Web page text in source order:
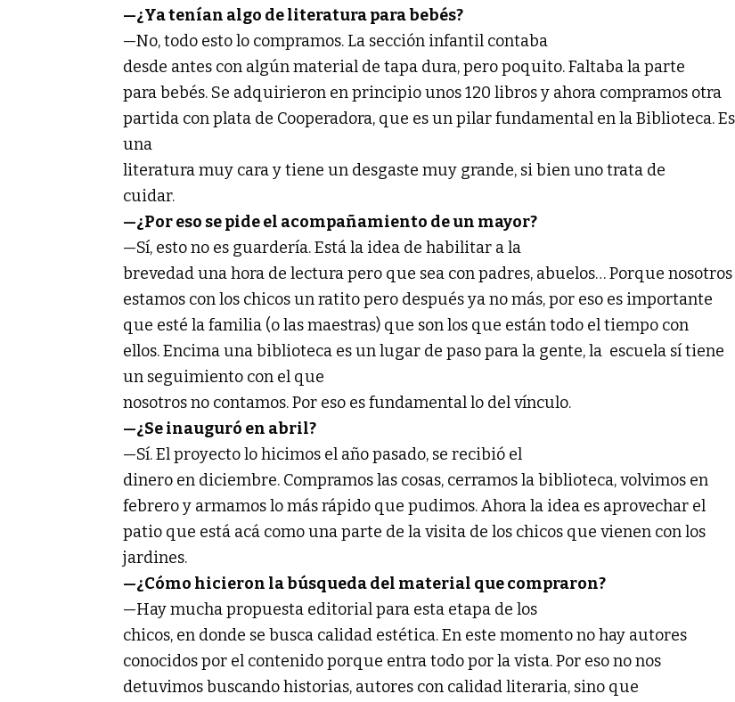
—¿Ya tenían algo de literatura para bebés?
—No, todo esto lo compramos. La sección infantil contaba
desde antes con algún material de tapa dura, pero poquito. Faltaba la parte
para bebés. Se adquirieron en principio unos 120 libros y ahora compramos otra
partida con plata de Cooperadora, que es un pilar fundamental en la Biblioteca. Es
una
literatura muy cara y tiene un desgaste muy grande, si bien uno trata de
cuidar.
—¿Por eso se pide el acompañamiento de un mayor?
—Sí, esto no es guardería. Está la idea de habilitar a la
brevedad una hora de lectura pero que sea con padres, abuelos… Porque nosotros
estamos con los chicos un ratito pero después ya no más, por eso es importante
que esté la familia (o las maestras) que son los que están todo el tiempo con
ellos. Encima una biblioteca es un lugar de paso para la gente, la escuela sí tiene
un seguimiento con el que
nosotros no contamos. Por eso es fundamental lo del vínculo.
—¿Se inauguró en abril?
—Sí. El proyecto lo hicimos el año pasado, se recibió el
dinero en diciembre. Compramos las cosas, cerramos la biblioteca, volvimos en
febrero y armamos lo más rápido que pudimos. Ahora la idea es aprovechar el
patio que está acá como una parte de la visita de los chicos que vienen con los
jardines.
—¿Cómo hicieron la búsqueda del material que compraron?
—Hay mucha propuesta editorial para esta etapa de los
chicos, en donde se busca calidad estética. En este momento no hay autores
conocidos por el contenido porque entra todo por la vista. Por eso no nos
detuvimos buscando historias, autores con calidad literaria, sino que